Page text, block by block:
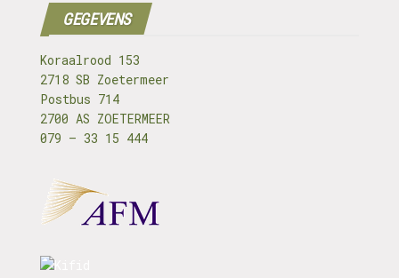
GEGEVENS
Koraalrood 153
2718 SB Zoetermeer
Postbus 714
2700 AS ZOETERMEER
079 – 33 15 444